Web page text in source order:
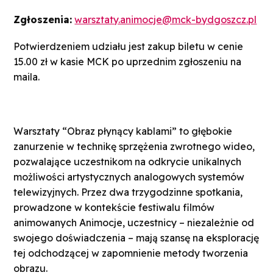
Zgłoszenia: warsztaty.animocje@mck-bydgoszcz.pl
Potwierdzeniem udziału jest zakup biletu w cenie
15.00 zł w kasie MCK po uprzednim zgłoszeniu na
maila.
Warsztaty “Obraz płynący kablami” to głębokie
zanurzenie w technikę sprzężenia zwrotnego wideo,
pozwalające uczestnikom na odkrycie unikalnych
możliwości artystycznych analogowych systemów
telewizyjnych. Przez dwa trzygodzinne spotkania,
prowadzone w kontekście festiwalu filmów
animowanych Animocje, uczestnicy – niezależnie od
swojego doświadczenia – mają szansę na eksplorację
tej odchodzącej w zapomnienie metody tworzenia
obrazu.